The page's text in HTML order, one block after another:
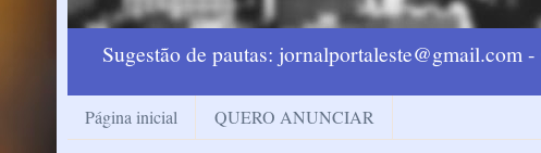
Sugestão de pautas: jornalportaleste@gmail.com
Página inicial QUERO ANUNCIAR